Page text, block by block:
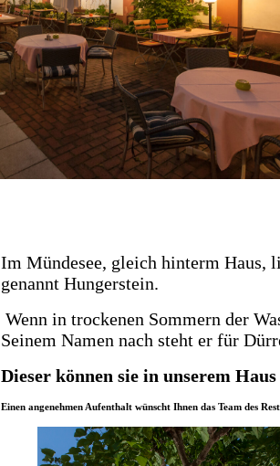
Im Mündesee, gleich hinterm Haus,
genannt Hungerstein.
Wenn in trockenen Sommern der
Seinem Namen nach steht er für
Dieser können sie in unserem
Einen angenehmen Aufenthalt wünscht Ihnen das Team des